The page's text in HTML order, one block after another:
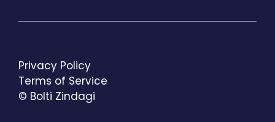
© Bolti Zindagi
Privacy Policy
Terms of Service